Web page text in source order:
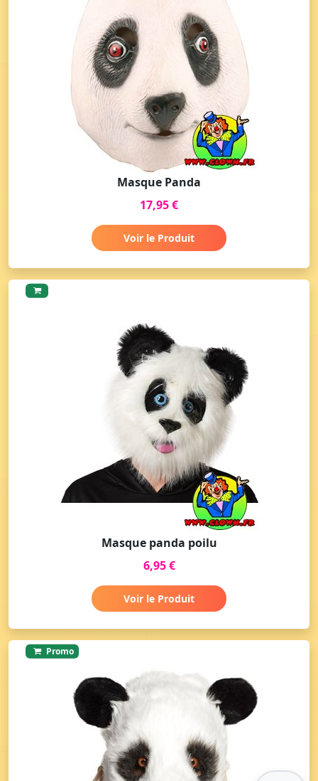
Masque Panda
17,95 €
Voir le Produit
Masque panda poilu
6,95 €
Voir le Produit
Promo